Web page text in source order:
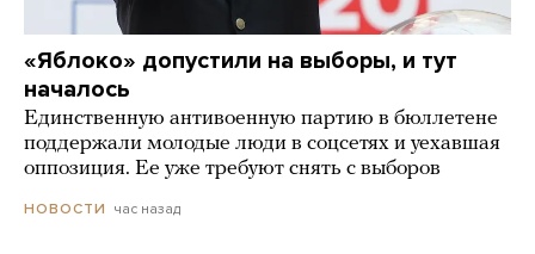
«Яблоко» допустили на выборы, и тут
началось
Единственную антивоенную партию в бюллетене
поддержали молодые люди в соцсетях и уехавшая
оппозиция. Ее уже требуют снять с выборов
НОВОСТИ час назад